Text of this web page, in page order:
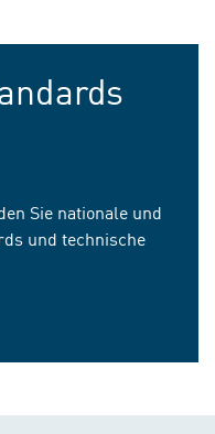
Sie nationale und
und technische